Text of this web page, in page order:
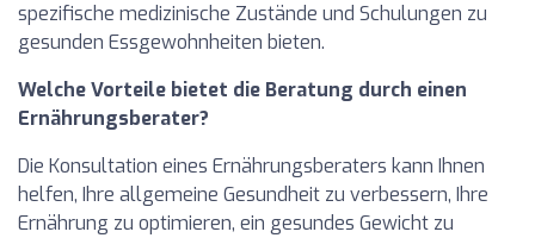
spezifische medizinische Zustände und Schulungen zu
gesunden Essgewohnheiten bieten.
Welche Vorteile bietet die Beratung durch einen
Ernährungsberater?
Die Konsultation eines Ernährungsberaters kann Ihnen
helfen, Ihre allgemeine Gesundheit zu verbessern, Ihre
Ernährung zu optimieren, ein gesundes Gewicht zu